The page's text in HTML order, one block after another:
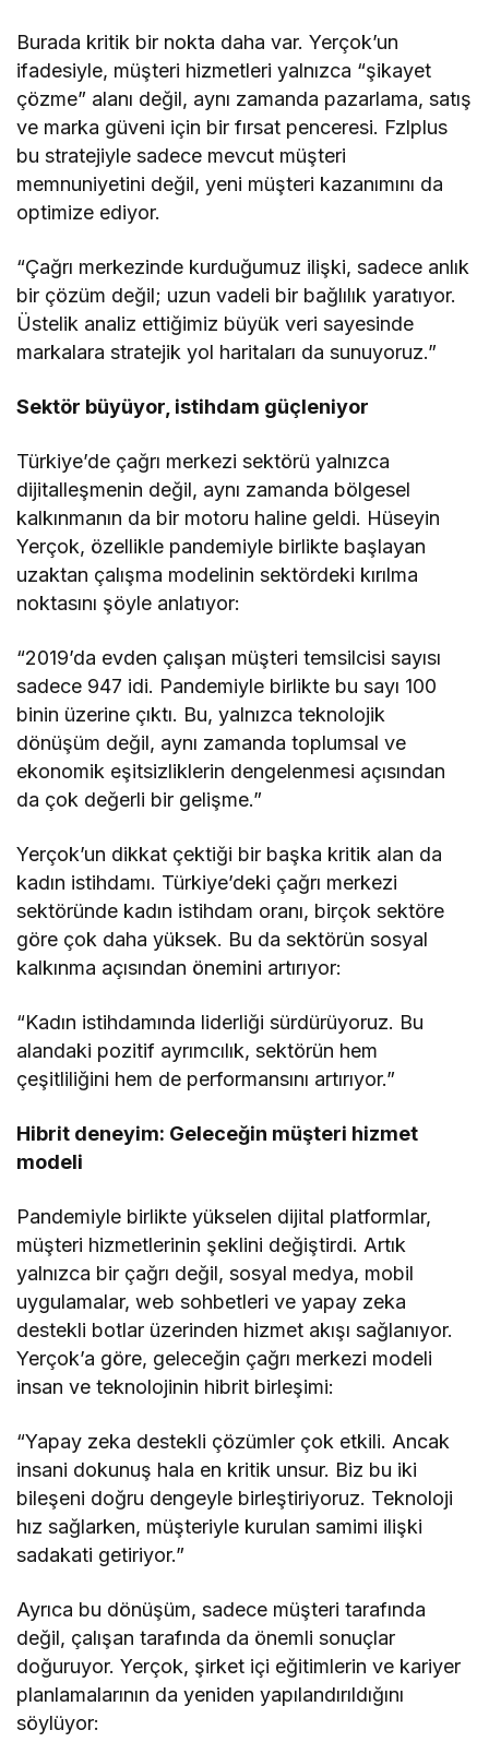
Burada kritik bir nokta daha var. Yerçok’un
ifadesiyle, müşteri hizmetleri yalnızca “şikayet
çözme” alanı değil, aynı zamanda pazarlama, satış
ve marka güveni için bir fırsat penceresi. Fzlplus
bu stratejiyle sadece mevcut müşteri
memnuniyetini değil, yeni müşteri kazanımını da
optimize ediyor.
“Çağrı merkezinde kurduğumuz ilişki, sadece anlık
bir çözüm değil; uzun vadeli bir bağlılık yaratıyor.
Üstelik analiz ettiğimiz büyük veri sayesinde
markalara stratejik yol haritaları da sunuyoruz.”
Sektör büyüyor, istihdam güçleniyor
Türkiye’de çağrı merkezi sektörü yalnızca
dijitalleşmenin değil, aynı zamanda bölgesel
kalkınmanın da bir motoru haline geldi. Hüseyin
Yerçok, özellikle pandemiyle birlikte başlayan
uzaktan çalışma modelinin sektördeki kırılma
noktasını şöyle anlatıyor:
“2019’da evden çalışan müşteri temsilcisi sayısı
sadece 947 idi. Pandemiyle birlikte bu sayı 100
binin üzerine çıktı. Bu, yalnızca teknolojik
dönüşüm değil, aynı zamanda toplumsal ve
ekonomik eşitsizliklerin dengelenmesi açısından
da çok değerli bir gelişme.”
Yerçok’un dikkat çektiği bir başka kritik alan da
kadın istihdamı. Türkiye’deki çağrı merkezi
sektöründe kadın istihdam oranı, birçok sektöre
göre çok daha yüksek. Bu da sektörün sosyal
kalkınma açısından önemini artırıyor:
“Kadın istihdamında liderliği sürdürüyoruz. Bu
alandaki pozitif ayrımcılık, sektörün hem
çeşitliliğini hem de performansını artırıyor.”
Hibrit deneyim: Geleceğin müşteri hizmet
modeli
Pandemiyle birlikte yükselen dijital platformlar,
müşteri hizmetlerinin şeklini değiştirdi. Artık
yalnızca bir çağrı değil, sosyal medya, mobil
uygulamalar, web sohbetleri ve yapay zeka
destekli botlar üzerinden hizmet akışı sağlanıyor.
Yerçok’a göre, geleceğin çağrı merkezi modeli
insan ve teknolojinin hibrit birleşimi:
“Yapay zeka destekli çözümler çok etkili. Ancak
insani dokunuş hala en kritik unsur. Biz bu iki
bileşeni doğru dengeyle birleştiriyoruz. Teknoloji
hız sağlarken, müşteriyle kurulan samimi ilişki
sadakati getiriyor.”
Ayrıca bu dönüşüm, sadece müşteri tarafında
değil, çalışan tarafında da önemli sonuçlar
doğuruyor. Yerçok, şirket içi eğitimlerin ve kariyer
planlamalarının da yeniden yapılandırıldığını
söylüyor: